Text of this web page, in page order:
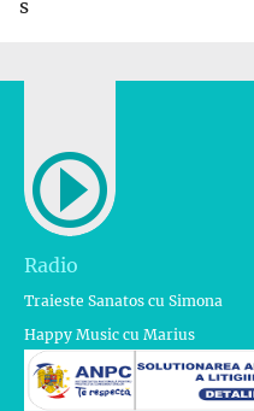
s
Radio
Traieste Sanatos cu Simona
Happy Music cu Marius